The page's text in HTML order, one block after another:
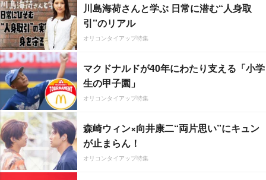
川島海荷さんと学ぶ 日常に潜む“人身取
引”のリアル
オリコンタイアップ特集
マクドナルドが40年にわたり支える「小学
生の甲子園」
オリコンタイアップ特集
森崎ウィン×向井康二“両片思い”にキュン
が止まらん！
オリコンタイアップ特集